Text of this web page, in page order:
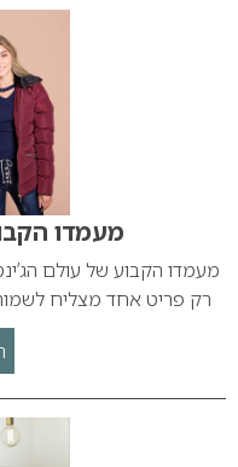
מעמדו
מעמדו הקבוע של עולם
רק פריט אחד מצליח